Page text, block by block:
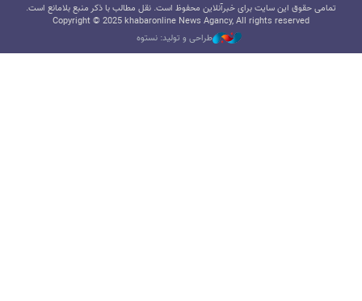
تمامی حقوق این سایت برای خبرآنلاین محفوظ است. نقل مطالب با ذکر منبع بلامانع است.
Copyright © 2025 khabaronline News Agancy, All rights reserved
طراحی و تولید: نستوه